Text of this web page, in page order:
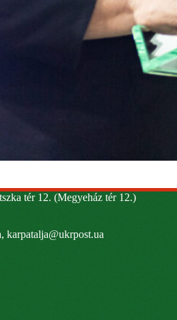
tér 12. (Megyeház tér 12.)
, karpatalja@ukrpost.ua